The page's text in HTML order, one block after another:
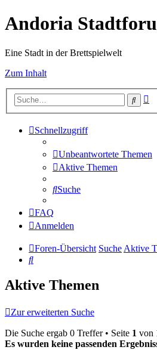
Andoria
Eine Stadt in der Brettspielwelt
Zum Inhalt
Suche
Schnellzugriff
Unbeantwortete Themen
Aktive Themen
Suche
FAQ
Anmelden
Foren-Übersicht SucheAktive
Suche
Aktive Themen
Zur erweiterten Suche
Die Suche ergab 0 Treffer • Seite 1 von
Es wurden keine passenden